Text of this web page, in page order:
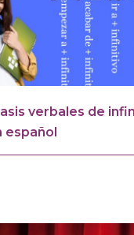
verbales de
español